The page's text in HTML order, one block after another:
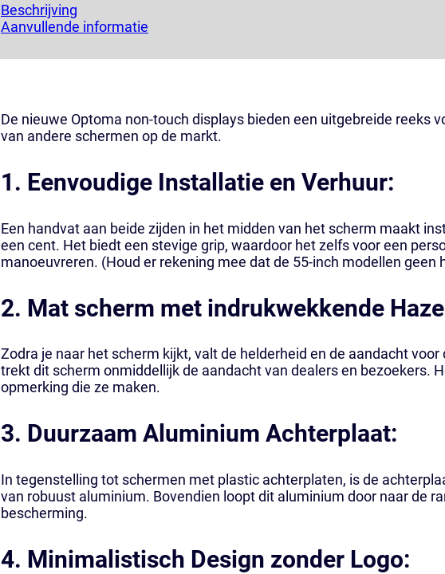
Beschrijving
Aanvullende informatie
De nieuwe Optoma non-touch displays bieden een uitgebreide reeks
van andere schermen op de markt.
1. Eenvoudige Installatie en Verhuur:
Een handvat aan beide zijden in het midden van het scherm maakt
een cent. Het biedt een stevige grip, waardoor het zelfs voor een
manoeuvreren. (Houd er rekening mee dat de 55-inch modellen geen
2. Mat scherm met indrukwekkende
Zodra je naar het scherm kijkt, valt de helderheid en de aandacht
trekt dit scherm onmiddellijk de aandacht van dealers en bezoekers.
opmerking die ze maken.
3. Duurzaam Aluminium Achterplaat:
In tegenstelling tot schermen met plastic achterplaten, is de
van robuust aluminium. Bovendien loopt dit aluminium door naar de
bescherming.
4. Minimalistisch Design zonder Logo: